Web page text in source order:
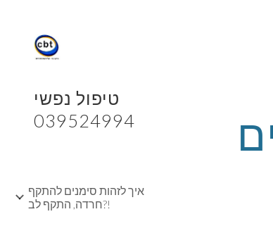
טיפול נפשי
039524994
איך לזהות סימנים להתקף
חרדה, התקף לב?!